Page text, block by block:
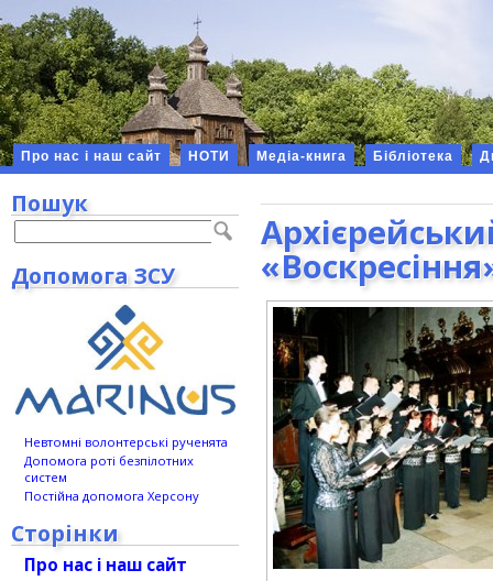
Про нас і наш сайт НОТИ Медіа-книга Бібліотека
Пошук
Допомога ЗСУ
Невтомні волонтерські рученята
Допомога роті безпілотних
систем
Постійна допомога Херсону
Сторінки
Про нас і наш сайт